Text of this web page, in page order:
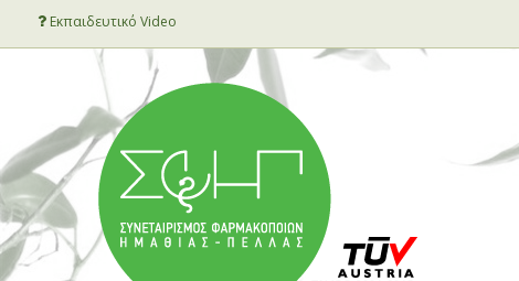
Εκπαιδευτικό Video